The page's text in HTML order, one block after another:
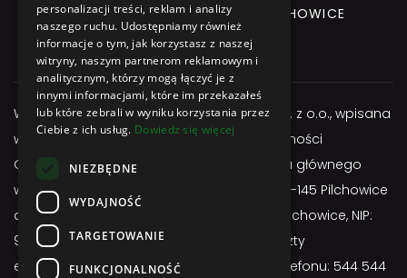
GLIWICKA 3 Street, 44-145 PILCHOWICE
+48 544 544 064
Właścicielem serwisu jest firma Atexbud Sp. z o.o., wpisana
w Centralnej Ewidencji i Informacji o Działalności
Gospodarczej, posiadającą adres miejsca głównego
wykonywania działalności: ul. Gliwicka 3; 44-145 Pilchowice
adres do doręczeń: ul. Gliwicka 3; 44-145 Pilchowice, NIP:
9691657255, REGON: 524963750, adres poczty
elektronicznej:sklep@atexbud.pl
, numer telefonu: 544 544
personalizacji treści, reklam i analizy
naszego ruchu. Udostępniamy również
informacje o tym, jak korzystasz z naszej
witryny, naszym partnerom reklamowym i
analitycznym, którzy mogą łączyć je z
innymi informacjami, które im przekazałeś
lub które zebrali w wyniku korzystania przez
Ciebie z ich usług. Dowiedz się więcej
NIEZBĘDNE
WYDAJNOŚĆ
TARGETOWANIE
FUNKCJONALNOŚĆ